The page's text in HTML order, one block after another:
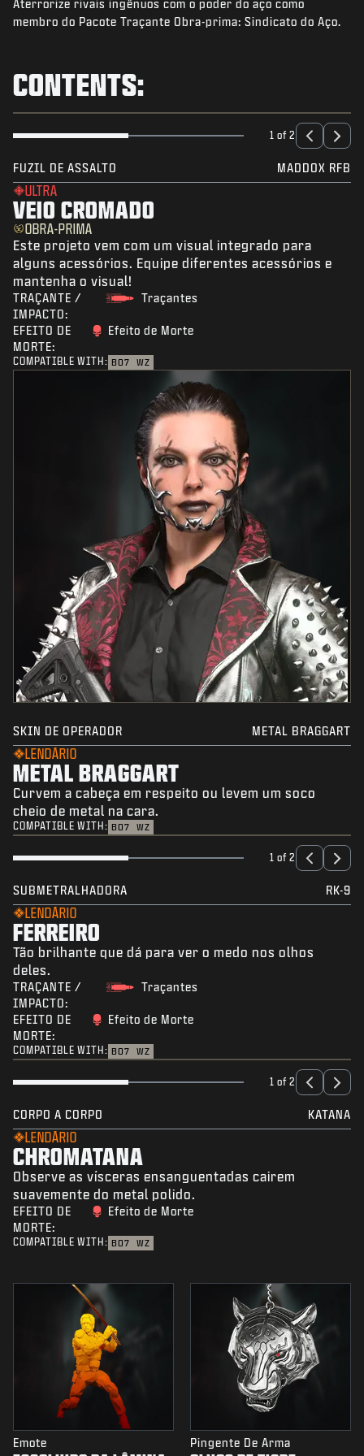
NOTÍCIAS
ENTRAR|INSCREVER-SE
Aterrorize rivais ingênuos com o poder do aço como
membro do Pacote Traçante Obra-prima: Sindicato do Aço.
CONTENTS:
1 of 2
FUZIL DE ASSALTO MADDOX RFB
ULTRA
VEIO CROMADO
OBRA-PRIMA
Este projeto vem com um visual integrado para
alguns acessórios. Equipe diferentes acessórios e
mantenha o visual!
TRAÇANTE /
IMPACTO:
Traçantes
EFEITO DE
MORTE:
Efeito de Morte
COMPATIBLE WITH: BO7 WZ
SKIN DE OPERADOR METAL BRAGGART
LENDÁRIO
METAL BRAGGART
Curvem a cabeça em respeito ou levem um soco
cheio de metal na cara.
COMPATIBLE WITH: BO7 WZ
1 of 2
SUBMETRALHADORA RK-9
LENDÁRIO
FERREIRO
Tão brilhante que dá para ver o medo nos olhos
deles.
TRAÇANTE /
IMPACTO:
Traçantes
EFEITO DE
MORTE:
Efeito de Morte
COMPATIBLE WITH: BO7 WZ
1 of 2
CORPO A CORPO KATANA
LENDÁRIO
CHROMATANA
Observe as vísceras ensanguentadas cairem
suavemente do metal polido.
EFEITO DE
MORTE:
Efeito de Morte
COMPATIBLE WITH: BO7 WZ
Emote Pingente De Arma